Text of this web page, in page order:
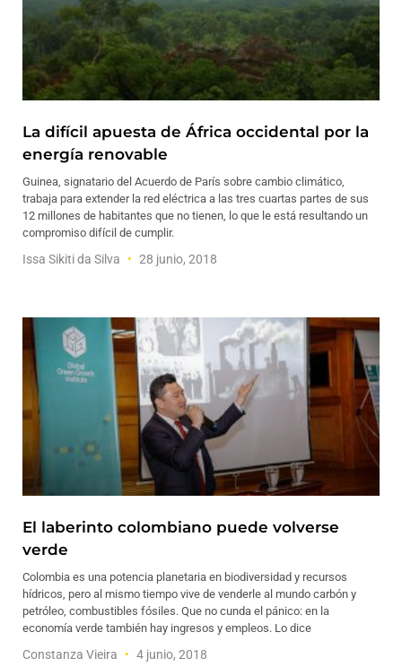
La difícil apuesta de África occidental por la
energía renovable
Guinea, signatario del Acuerdo de París sobre cambio climático,
trabaja para extender la red eléctrica a las tres cuartas partes de sus
12 millones de habitantes que no tienen, lo que le está resultando un
compromiso difícil de cumplir.
Issa Sikiti da Silva 28 junio, 2018
El laberinto colombiano puede volverse
verde
Colombia es una potencia planetaria en biodiversidad y recursos
hídricos, pero al mismo tiempo vive de venderle al mundo carbón y
petróleo, combustibles fósiles. Que no cunda el pánico: en la
economía verde también hay ingresos y empleos. Lo dice
Constanza Vieira 4 junio, 2018